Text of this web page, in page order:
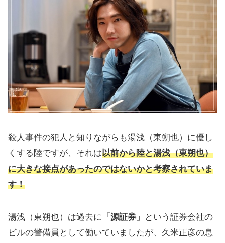
殺人事件の犯人と知りながらも湯浅（東朔也）に優し
くする陸ですが、それは以前から陸と湯浅（東朔也）
に大きな接点があったのではないかと考察されていま
す！
湯浅（東朔也）は過去に 「源証券」
という証券会社の
ビルの警備員として働いていましたが、久米正彦の息